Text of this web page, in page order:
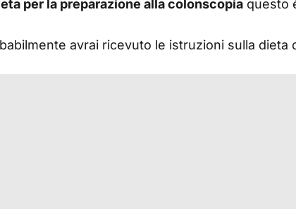
per la preparazione alla colonscopia questo
avrai ricevuto le istruzioni sulla dieta